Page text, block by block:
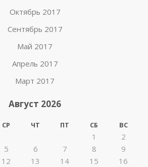
Октябрь 2017
Сентябрь 2017
Май 2017
Апрель 2017
Март 2017
Август 2026
СР ЧТ ПТ СБ ВС
1
2
5 6 7 8
9
12 13 14 15
16